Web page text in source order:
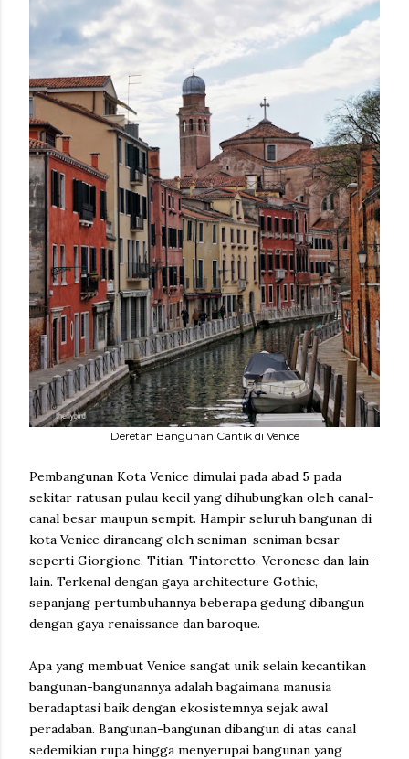
Deretan Bangunan Cantik di Venice
Pembangunan Kota Venice dimulai pada abad 5 pada
sekitar ratusan pulau kecil yang dihubungkan oleh canal-
canal besar maupun sempit. Hampir seluruh bangunan di
kota Venice dirancang oleh seniman-seniman besar
seperti Giorgione, Titian, Tintoretto, Veronese dan lain-
lain. Terkenal dengan gaya architecture Gothic,
sepanjang pertumbuhannya beberapa gedung dibangun
dengan gaya renaissance dan baroque.
Apa yang membuat Venice sangat unik selain kecantikan
bangunan-bangunannya adalah bagaimana manusia
beradaptasi baik dengan ekosistemnya sejak awal
peradaban. Bangunan-bangunan dibangun di atas canal
sedemikian rupa hingga menyerupai bangunan yang